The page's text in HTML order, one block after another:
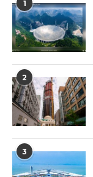
1
2
3